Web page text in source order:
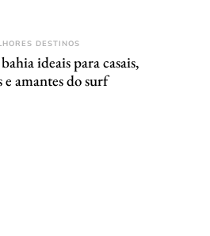
DESTINOS
ideais para casais,
amantes do surf